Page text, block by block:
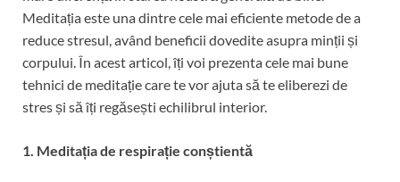
Meditația este una dintre cele mai eficiente metode de a
reduce stresul, având beneficii dovedite asupra minții și
corpului. În acest articol, îți voi prezenta cele mai bune
tehnici de meditație care te vor ajuta să te eliberezi de
stres și să îți regăsești echilibrul interior.
1. Meditația de respirație conștientă